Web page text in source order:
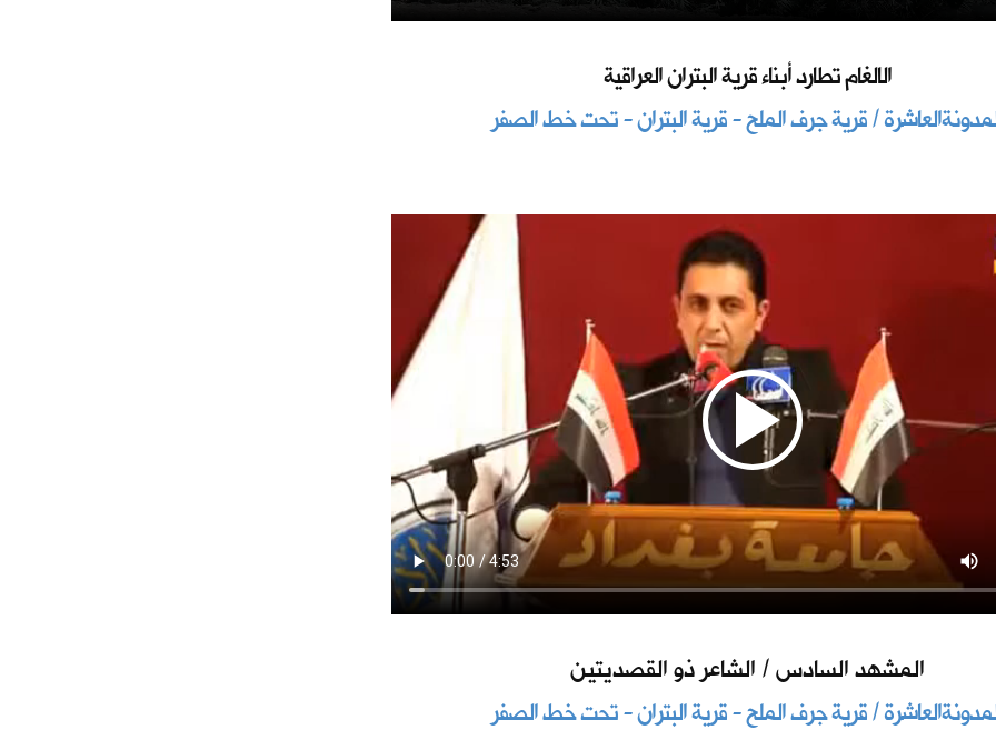
الالغام تطارد أبناء قرية البتران العراقية
/ قرية جرف الملح - قرية البتران - تحت خط الصفر
المشهد السادس / الشاعر ذو القصديتين
/ قرية جرف الملح - قرية البتران - تحت خط الصفر